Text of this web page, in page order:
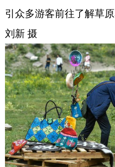
引众多游客前往了解草
刘新 摄